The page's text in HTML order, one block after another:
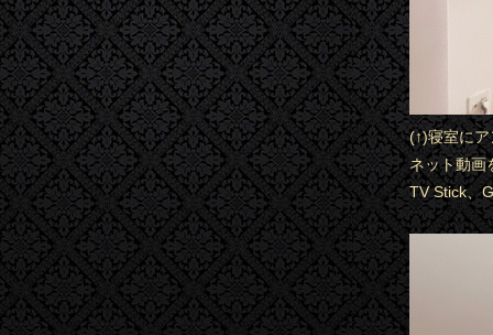
(↑)寝室に
ネット動画
TV Stick、